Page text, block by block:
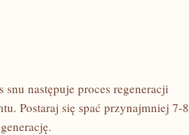
następuje proces regeneracji
Postaraj⁢ się spać ⁣przynajmniej 7-8⁤